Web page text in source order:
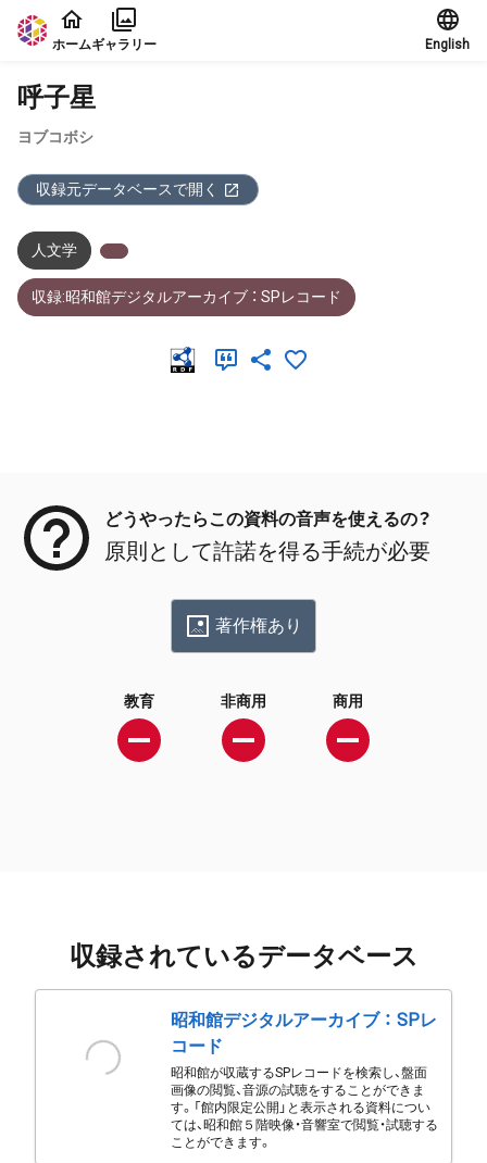
本文に飛ぶ
ホームギャラリー English
呼子星
ヨブコボシ
収録元データベースで開く
人文学
収録:昭和館デジタルアーカイブ ： SPレコード
どうやったらこの資料の音声を使えるの？
原則として許諾を得る手続が必要
著作権あり
教育 非商用 商用
収録されているデータベース
昭和館デジタルアーカイブ ： SPレ
コード
昭和館が収蔵するSPレコードを検索し、盤面
画像の閲覧、音源の試聴をすることができま
す。「館内限定公開」と表示される資料につい
ては、昭和館５階映像・音響室で閲覧・試聴する
ことができます。